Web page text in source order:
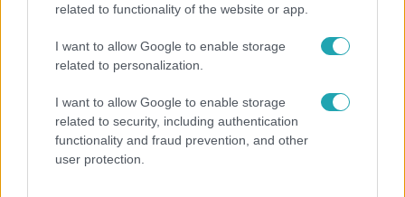
related to functionality of the website or app.
I want to allow Google to enable storage
related to personalization.
I want to allow Google to enable storage
related to security, including authentication
functionality and fraud prevention, and other
user protection.
2017. június 7. 16:25
Agyhártyagyulladás: nehezen kapható az egyik
A gennyes agyhártyagyulladás gyakran 24 órán belül
halált okoz, főként a csecsemőknél - a Híradónak